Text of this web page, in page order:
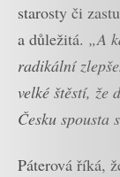
starosty či
a důležitá. „A
radikální
velké štěstí,
Česku spousta
Páterová říká,